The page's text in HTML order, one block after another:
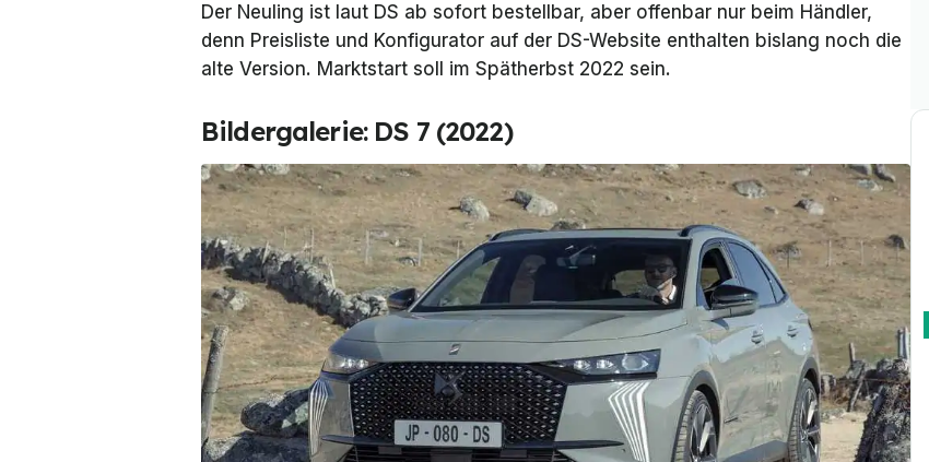
Der Neuling ist laut DS ab sofort bestellbar, aber offenbar nur beim Händler,
denn Preisliste und Konfigurator auf der DS-Website enthalten bislang noch die
alte Version. Marktstart soll im Spätherbst 2022 sein.
Bildergalerie: DS 7 (2022)